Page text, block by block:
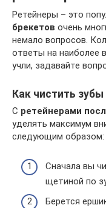
Ретейнеры – это
брекетов очень
немало вопросов.
ответы на наиболее
учли, задавайте
Как чистить
С ретейнерами
уделять максимум
следующим образом:
Сначала вы
щетиной по
Берется